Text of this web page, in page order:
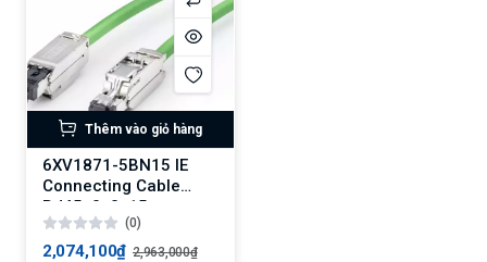
Thêm vào giỏ hàng
6XV1871-5BN15 IE
Connecting Cable
RJ45, 2x2, 15 m
(0)
2,074,100₫ 2,963,000₫